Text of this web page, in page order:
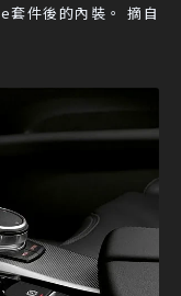
件後的內裝。 摘自